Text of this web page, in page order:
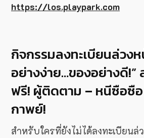
https://los.playpark.com
กิจกรรมลงทะเบียนล่วงห
อย่างง่าย…ของอย่างดี!”
ฟรี! ผู้ติดตาม – หนีซือซือ
กาพย์!
สำหรับใครที่ยังไม่ได้ลงทะเบียนล่